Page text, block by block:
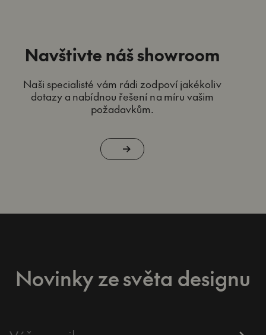
Navštivte náš showroom
Naši specialisté vám rádi zodpoví jakékoliv
dotazy a nabídnou řešení na míru vašim
požadavkům.
Novinky ze světa designu